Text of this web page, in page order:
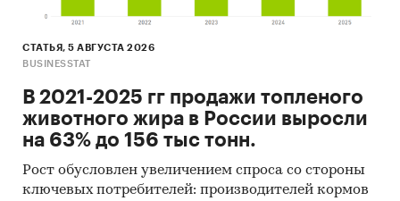
СТАТЬЯ, 5 АВГУСТА 2026
BUSINESSTAT
В 2021-2025 гг продажи топленого
животного жира в России выросли
на 63% до 156 тыс тонн.
Рост обусловлен увеличением спроса со стороны
ключевых потребителей: производителей кормов